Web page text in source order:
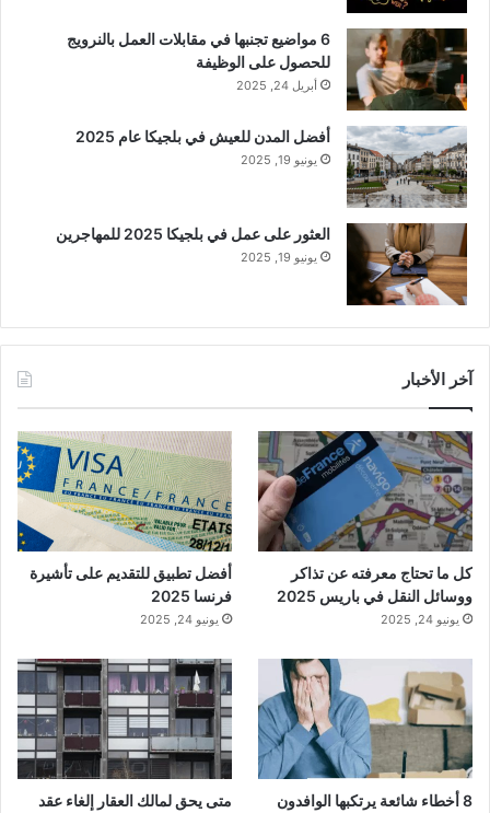
6 مواضيع تجنبها في مقابلات العمل بالنرويج
للحصول على الوظيفة
أبريل 24, 2025
أفضل المدن للعيش في بلجيكا عام 2025
يونيو 19, 2025
العثور على عمل في بلجيكا 2025 للمهاجرين
يونيو 19, 2025
آخر الأخبار
كل ما تحتاج معرفته عن تذاكر
ووسائل النقل في باريس 2025
يونيو 24, 2025
أفضل تطبيق للتقديم على تأشيرة
فرنسا 2025
يونيو 24, 2025
8 أخطاء شائعة يرتكبها الوافدون متى يحق لمالك العقار إلغاء عقد